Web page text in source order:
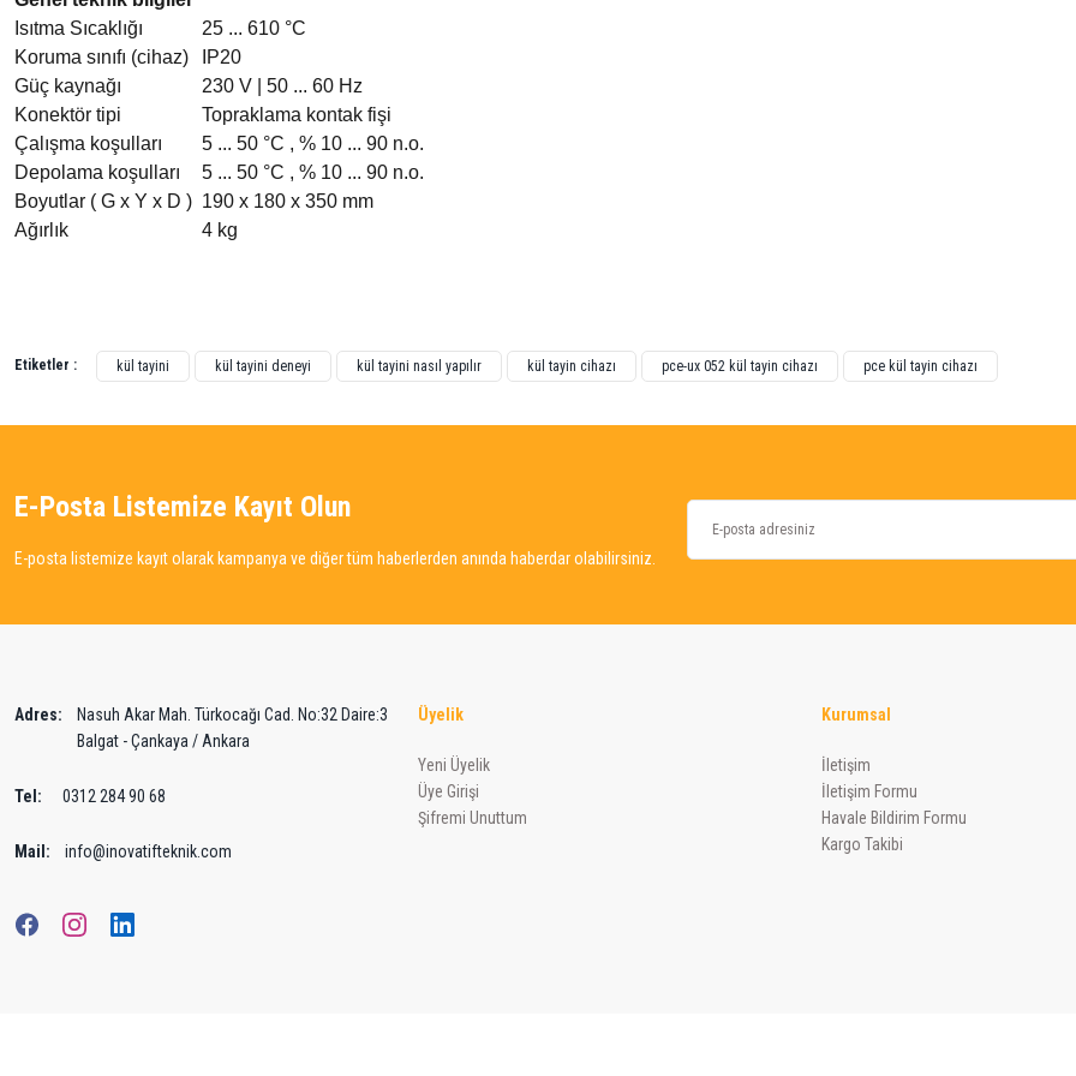
Isıtma Sıcaklığı
25 ... 610 °C
Koruma sınıfı (cihaz)
IP20
Güç kaynağı
230 V | 50 ... 60 Hz
Konektör tipi
Topraklama kontak fişi
Çalışma koşulları
5 ... 50 °C , % 10 ... 90 n.o.
Depolama koşulları
5 ... 50 °C , % 10 ... 90 n.o.
Boyutlar ( G x Y x D ) 190 x 180 x 350 mm
Ağırlık
4 kg
Görüş ve önerileriniz için teşekkür ederiz.
Ürün resmi kalitesiz, bozuk veya görüntülenemiyor.
Ürün fiyatı diğer sitelerden daha pahalı.
Bu ürüne benzer farklı alternatifler olmalı.
Gönder
Etiketler : kül tayini kül tayini deneyi kül tayini nasıl yapılır kül tayin cihazı pce-ux 052 kül tayin cihazı pce kül tayin cihazı
E-Posta Listemize Kayıt Olun
E-posta listemize kayıt olarak kampanya ve diğer tüm haberlerden anında haberdar olabilirsiniz.
Adres:
Nasuh Akar Mah. Türkocağı Cad. No:32 Daire:3
Balgat - Çankaya / Ankara
Tel: 0312 284 90 68
Mail: info@inovatifteknik.com
Üyelik
Yeni Üyelik
Üye Girişi
Şifremi Unuttum
Kurumsal
İletişim
İletişim Formu
Havale Bildirim Formu
Kargo Takibi